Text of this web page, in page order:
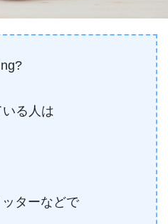
る人は
ターなどで